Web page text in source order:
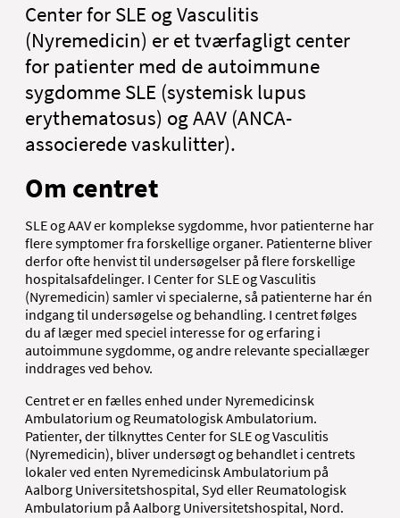
Center for SLE og Vasculitis
(Nyremedicin) er et tværfagligt center
for patienter med de autoimmune
sygdomme SLE (systemisk lupus
erythematosus) og AAV (ANCA-
associerede vaskulitter).
Om centret
SLE og AAV er komplekse sygdomme, hvor patienterne har
flere symptomer fra forskellige organer. Patienterne bliver
derfor ofte henvist til undersøgelser på flere forskellige
hospitalsafdelinger. I Center for SLE og Vasculitis
(Nyremedicin) samler vi specialerne, så patienterne har én
indgang til undersøgelse og behandling. I centret følges
du af læger med speciel interesse for og erfaring i
autoimmune sygdomme, og andre relevante speciallæger
inddrages ved behov.
Centret er en fælles enhed under Nyremedicinsk
Ambulatorium og Reumatologisk Ambulatorium.
Patienter, der tilknyttes Center for SLE og Vasculitis
(Nyremedicin), bliver undersøgt og behandlet i centrets
lokaler ved enten Nyremedicinsk Ambulatorium på
Aalborg Universitetshospital, Syd eller Reumatologisk
Ambulatorium på Aalborg Universitetshospital, Nord.